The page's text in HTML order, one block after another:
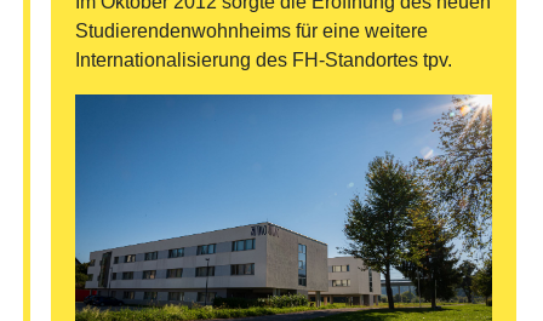
Studierendenwohnheims für eine weitere
Internationalisierung des FH-Standortes tpv.